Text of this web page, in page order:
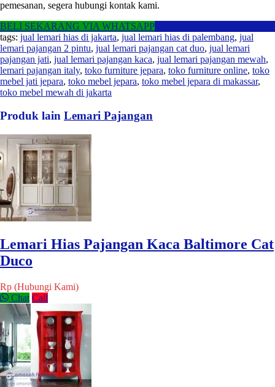
pemesanan, segera hubungi kontak kami.
BELI SEKARANG VIA WHATSAPP
tags: jual lemari hias di jakarta, jual lemari hias di palembang, jual
lemari pajangan 2 pintu, jual lemari pajangan cat duo, jual lemari
pajangan jati, jual lemari pajangan kaca, jual lemari pajangan mewah,
lemari pajangan italy, toko furniture jepara, toko furniture online, toko
mebel jati jepara, toko mebel jepara, toko mebel jepara di makassar,
toko mebel mewah di jakarta
Produk lain Lemari Pajangan
Lemari Hias Pajangan Kaca Baltimore Cat
Duco
Rp (Hubungi Kami)
Chat Call